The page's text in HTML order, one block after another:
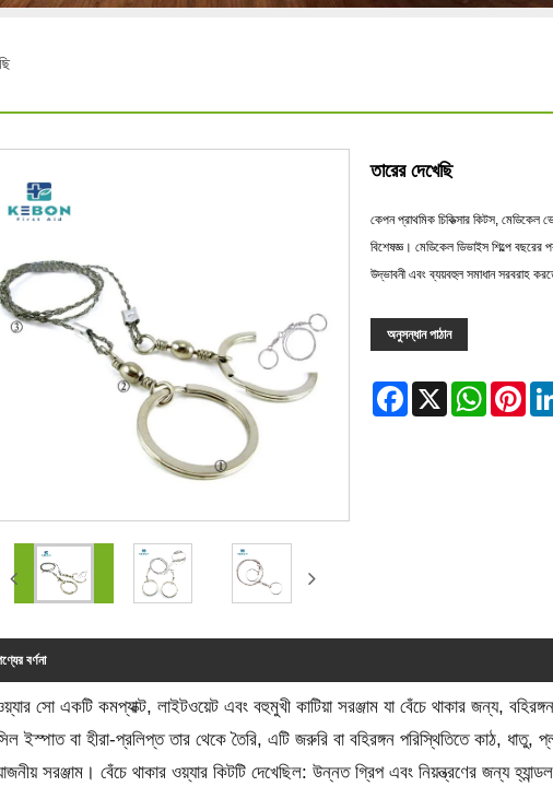
তারের দেখেছি
কেপন প্রাথমিক চিকিত্সার কিটস, মেডিকেল
বিশেষজ্ঞ। মেডিকেল ডিভাইস শিল্পে
উদ্ভাবনী এবং ব্যয়বহুল সমাধান সরবরাহ
অনুসন্ধান পাঠান
Facebook
X WhatsApp
বর্ণনা
সো একটি কমপ্যাক্ট, লাইটওয়েট এবং বহুমুখী কাটিয়া সরঞ্জাম যা বেঁচে থাকার জন্য,
ইস্পাত বা হীরা-প্রলিপ্ত তার থেকে তৈরি, এটি জরুরি বা বহিরঙ্গন পরিস্থিতিতে কাঠ,
সরঞ্জাম। বেঁচে থাকার ওয়্যার কিটটি দেখেছিল: উন্নত গ্রিপ এবং নিয়ন্ত্রণের জন্য